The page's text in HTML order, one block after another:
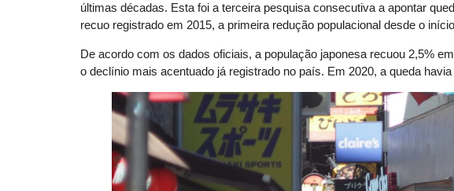
últimas décadas. Esta foi a terceira pesquisa consecutiva a apontar
recuo registrado em 2015, a primeira redução populacional desde o
De acordo com os dados oficiais, a população japonesa recuou 2,5%
o declínio mais acentuado já registrado no país. Em 2020, a queda